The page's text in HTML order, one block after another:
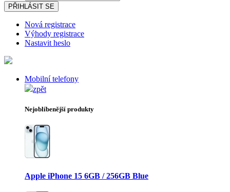
PŘIHLÁSIT SE
Nová registrace
Výhody registrace
Nastavit heslo
Mobilní telefony
zpět
Nejoblíbenější produkty
Apple iPhone 15 6GB / 256GB Blue